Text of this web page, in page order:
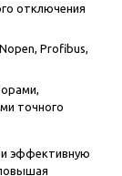
отключения
Profibus,
точного
эффективную